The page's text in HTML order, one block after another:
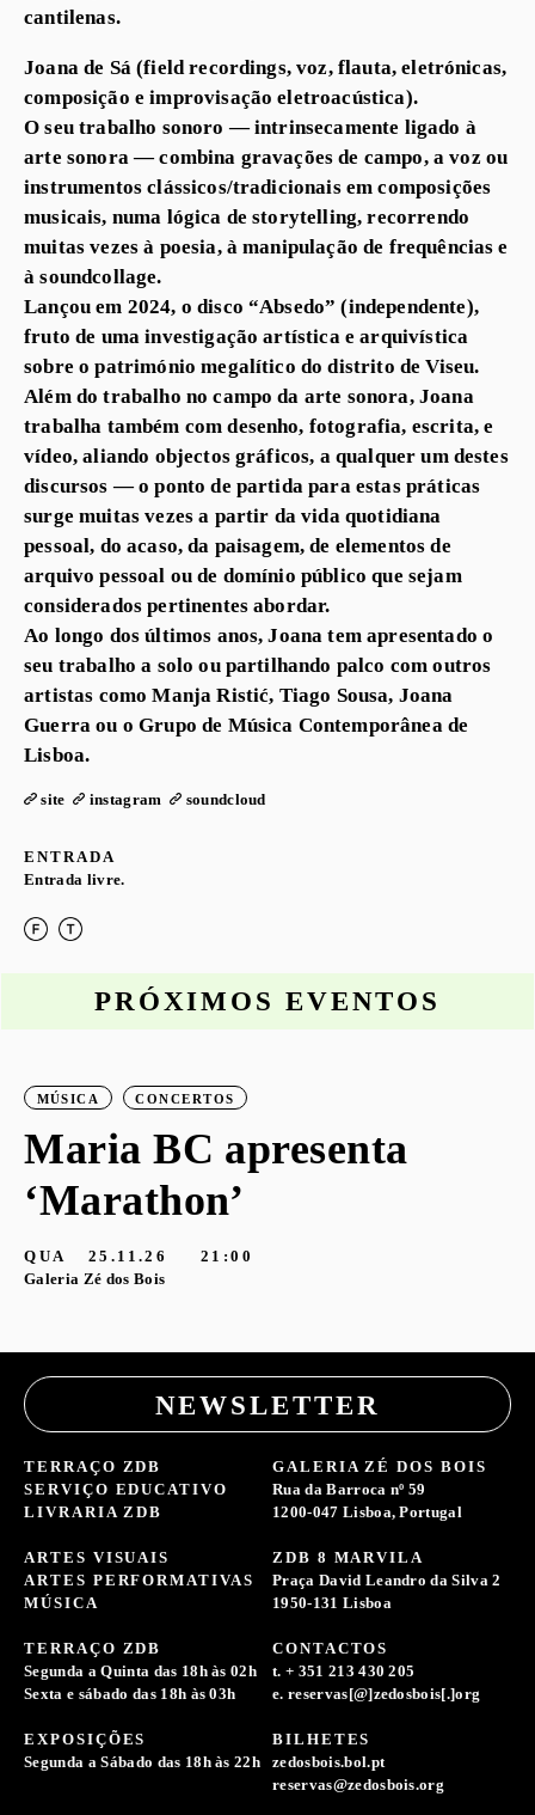
cantilenas.
Joana de Sá (field recordings, voz, flauta, eletrónicas,
composição e improvisação eletroacústica).
O seu trabalho sonoro — intrinsecamente ligado à
arte sonora — combina gravações de campo, a voz ou
instrumentos clássicos/tradicionais em composições
musicais, numa lógica de storytelling, recorrendo
muitas vezes à poesia, à manipulação de frequências e
à soundcollage.
Lançou em 2024, o disco “Absedo” (independente),
fruto de uma investigação artística e arquivística
sobre o património megalítico do distrito de Viseu.
Além do trabalho no campo da arte sonora, Joana
trabalha também com desenho, fotografia, escrita, e
vídeo, aliando objectos gráficos, a qualquer um destes
discursos — o ponto de partida para estas práticas
surge muitas vezes a partir da vida quotidiana
pessoal, do acaso, da paisagem, de elementos de
arquivo pessoal ou de domínio público que sejam
considerados pertinentes abordar.
Ao longo dos últimos anos, Joana tem apresentado o
seu trabalho a solo ou partilhando palco com outros
artistas como Manja Ristić, Tiago Sousa, Joana
Guerra ou o Grupo de Música Contemporânea de
Lisboa.
site instagram soundcloud
ENTRADA
Entrada livre.
PRÓXIMOS EVENTOS
MÚSICA CONCERTOS
Maria BC apresenta
‘Marathon’
QUA 25.11.26
21:00
Galeria Zé dos Bois
NEWSLETTER
TERRAÇO ZDB
SERVIÇO EDUCATIVO
LIVRARIA ZDB
ARTES VISUAIS
ARTES PERFORMATIVAS
MÚSICA
GALERIA ZÉ DOS BOIS
Rua da Barroca nº 59
1200-047 Lisboa, Portugal
ZDB 8 MARVILA
Praça David Leandro da Silva 2
1950-131 Lisboa
TERRAÇO ZDB
Segunda a Quinta das 18h às 02h
Sexta e sábado das 18h às 03h
EXPOSIÇÕES
Segunda a Sábado das 18h às 22h
CONTACTOS
t. + 351 213 430 205
e. reservas[@]zedosbois[.]org
BILHETES
zedosbois.bol.pt
reservas@zedosbois.org